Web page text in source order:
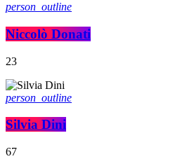
person_outline
Niccolò Donati
23
person_outline
Silvia Dini
67